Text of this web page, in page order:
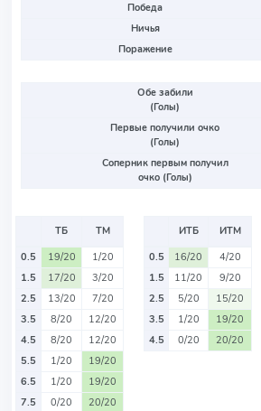
Победа
Ничья
Поражение
Обе забили
(Голы)
Первые получили очко
(Голы)
Соперник первым получил
очко (Голы)
ТБ
ТМ
0.5
19/20
1/20
1.5
17/20
3/20
2.5
13/20
7/20
3.5
8/20
12/20
4.5
8/20
12/20
5.5
1/20
19/20
6.5
1/20
19/20
7.5
0/20 20/20
ИТБ
ИТМ
0.5
16/20
4/20
1.5
11/20
9/20
2.5
5/20
15/20
3.5
1/20
19/20
4.5
0/20 20/20